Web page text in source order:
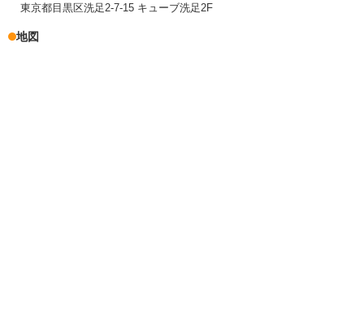
東京都目黒区洗足2-7-15 キューブ洗足2F
地図